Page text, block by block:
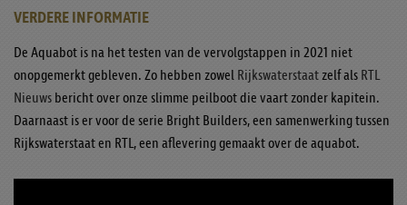
VERDERE INFORMATIE
De Aquabot is na het testen van de vervolgstappen in 2021 niet
onopgemerkt gebleven. Zo hebben zowel Rijkswaterstaatzelf als RTL
Nieuws bericht over onze slimme peilboot die vaart zonder kapitein.
Daarnaast is er voor de serie Bright Builders, een samenwerking tussen
Rijkswaterstaat en RTL, een aflevering gemaakt over de aquabot.